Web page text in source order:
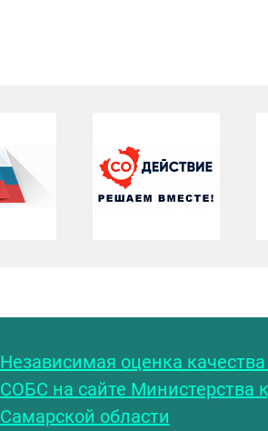
Независимая оценка качества
СОБС на сайте Министерства
Самарской области